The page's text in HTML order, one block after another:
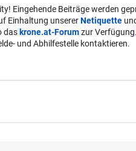
Eingehende Beiträge werden
Einhaltung unsererNetiquette
das krone.at-Forumzur Verfügung.
und Abhilfestelle kontaktieren.